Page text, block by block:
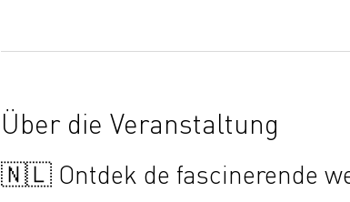
Über die Veranstaltung
🇳🇱 Ontdek de fascinerende